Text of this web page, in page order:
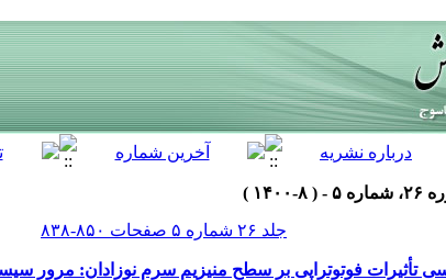
۵ - ( ۸-۱۴۰۰ )
جلد ۲۶ شماره ۵ صفحات ۸۵۰-۸۳۸
تأثیرات فوتوتراپی بر سطح منیزیم سرم نوزادان: مرور